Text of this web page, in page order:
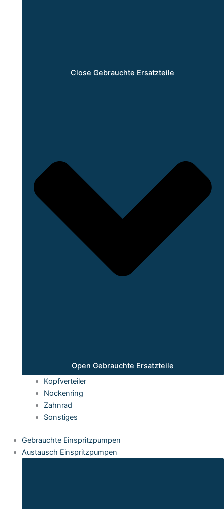
Close Gebrauchte Ersatzteile
Open Gebrauchte Ersatzteile
Kopfverteiler
Nockenring
Zahnrad
Sonstiges
Gebrauchte Einspritzpumpen
Austausch Einspritzpumpen